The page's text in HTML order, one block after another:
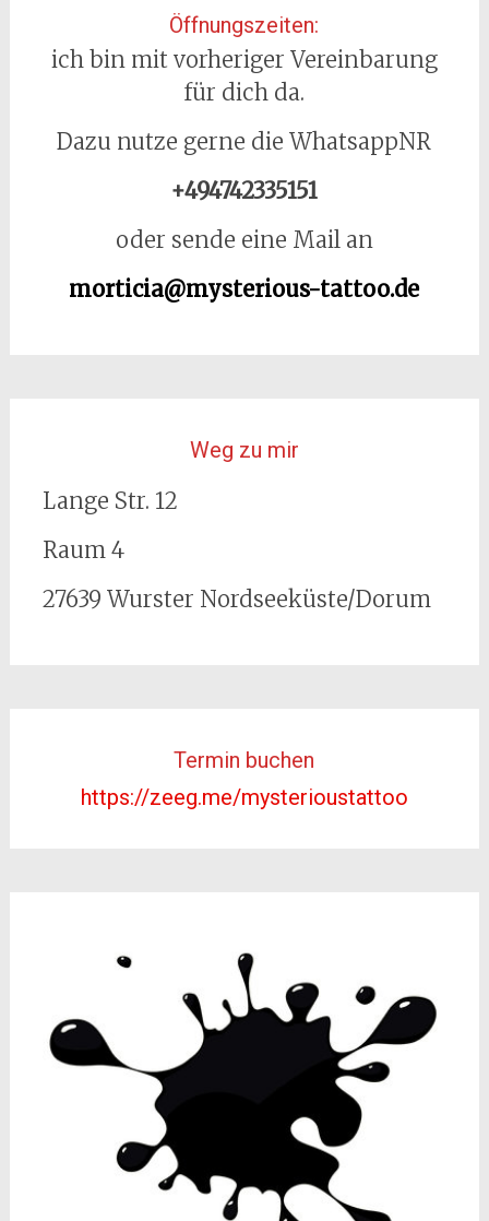
Öffnungszeiten:
ich bin mit vorheriger Vereinbarung
für dich da.
Dazu nutze gerne die WhatsappNR
+494742335151
oder sende eine Mail an
morticia@mysterious-tattoo.de
Weg zu mir
Lange Str. 12
Raum 4
27639 Wurster Nordseeküste/Dorum
Termin buchen
https://zeeg.me/mysterioustattoo